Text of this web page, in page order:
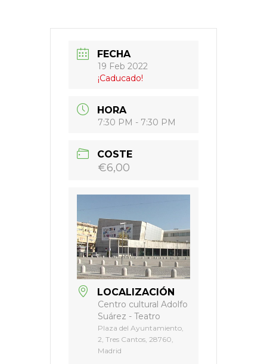
FECHA
19 Feb 2022
¡Caducado!
HORA
7:30 PM - 7:30 PM
COSTE
€6,00
LOCALIZACIÓN
Centro cultural Adolfo
Suárez - Teatro
Plaza del Ayuntamiento,
2, Tres Cantos, 28760,
Madrid